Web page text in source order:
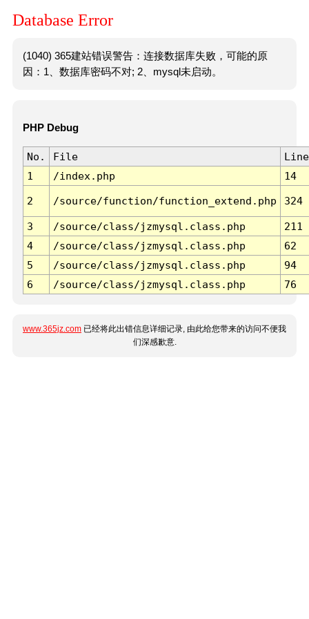
Database Error
(1040) 365建站错误警告：连接数据库失败，可能的原
因：1、数据库密码不对; 2、mysql未启动。
PHP Debug
No. File
Line
1
/index.php 14
2 /source/function/function_extend.php 324
3 /source/class/jzmysql.class.php
211
4
/source/class/jzmysql.class.php
62
5
/source/class/jzmysql.class.php
94
6
/source/class/jzmysql.class.php 76
www.365jz.com 已经将此出错信息详细记录, 由此给您带来的访问不便我
们深感歉意.